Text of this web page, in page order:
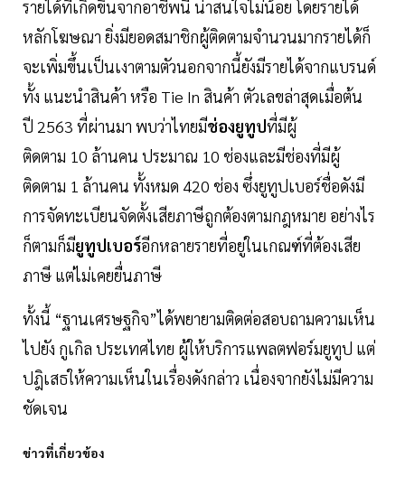
รายได้ที่เกิดขึ้นจากอาชีพนี้ น่าสนใจไม่น้อย โดยรายได้
หลักโฆษณา ยิ่งมียอดสมาชิกผู้ติดตามจำนวนมากรายได้ก็
จะเพิ่มขึ้นเป็นเงาตามตัวนอกจากนี้ยังมีรายได้จากแบรนด์
ทั้ง แนะนำสินค้า หรือ Tie In สินค้า ตัวเลขล่าสุดเมื่อต้น
ปี 2563 ที่ผ่านมา พบว่าไทยมีช่องยูทูปที่มีผู้
ติดตาม 10 ล้านคน ประมาณ 10 ช่องและมีช่องที่มีผู้
ติดตาม 1 ล้านคน ทั้งหมด 420 ช่อง ซึ่งยูทูปเบอร์ชื่อดังมี
การจัดทะเบียนจัดตั้งเสียภาษีถูกต้องตามกฎหมาย อย่างไร
ก็ตามก็มียูทูปเบอร์อีกหลายรายที่อยู่ในเกณฑ์ที่ต้องเสีย
ภาษี แต่ไม่เคยยื่นภาษี
ทั้งนี้ “ฐานเศรษฐกิจ”ได้พยายามติดต่อสอบถามความเห็น
ไปยัง กูเกิล ประเทศไทย ผู้ให้บริการแพลตฟอร์มยูทูป แต่
ปฎิเสธให้ความเห็นในเรื่องดังกล่าว เนื่องจากยังไม่มีความ
ชัดเจน
ข่าวที่เกี่ยวข้อง